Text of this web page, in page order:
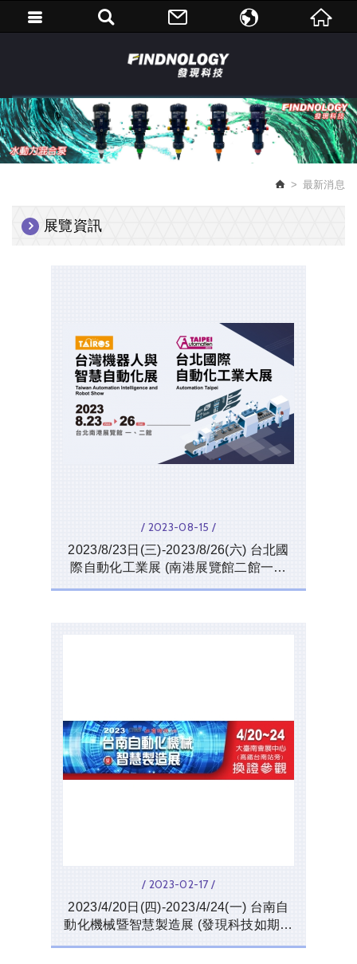
最新消息
展覽資訊
/ 2023-08-15 /
2023/8/23日(三)-2023/8/26(六) 台北國
際自動化工業展 (南港展覽館二館一樓
/ 2023-02-17 /
2023/4/20日(四)-2023/4/24(一) 台南自
動化機械暨智慧製造展 (發現科技如期參
English